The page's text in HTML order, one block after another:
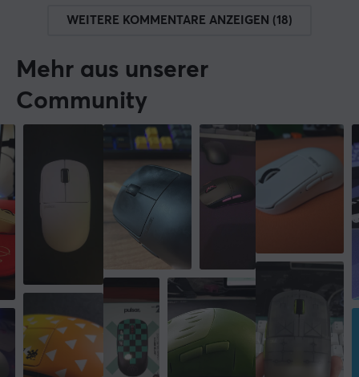
WEITERE KOMMENTARE ANZEIGEN (18)
Mehr aus unserer
Community